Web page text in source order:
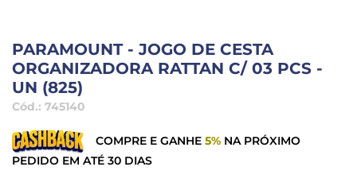
PARAMOUNT - JOGO DE CESTA
ORGANIZADORA RATTAN C/ 03 PCS -
UN (825)
Cód.: 745140
COMPRE E GANHE 5% NA PRÓXIMO
PEDIDO EM ATÉ 30 DIAS